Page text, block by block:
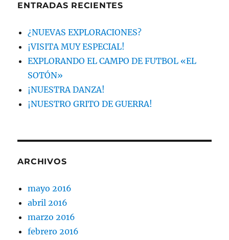
ENTRADAS RECIENTES
¿NUEVAS EXPLORACIONES?
¡VISITA MUY ESPECIAL!
EXPLORANDO EL CAMPO DE FUTBOL «EL
SOTÓN»
¡NUESTRA DANZA!
¡NUESTRO GRITO DE GUERRA!
ARCHIVOS
mayo 2016
abril 2016
marzo 2016
febrero 2016